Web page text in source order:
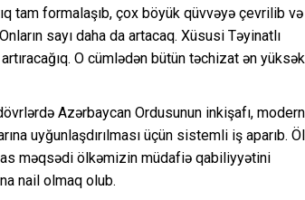
tam formalaşıb, çox böyük qüvvəyə çevrilib
sayı daha da artacaq. Xüsusi Təyinatlı
O cümlədən bütün təchizat ən
Azərbaycan Ordusunun inkişafı,
uyğunlaşdırılması üçün sistemli iş aparıb.
məqsədi ölkəmizin müdafiə qabiliyyətini
nail olmaq olub.